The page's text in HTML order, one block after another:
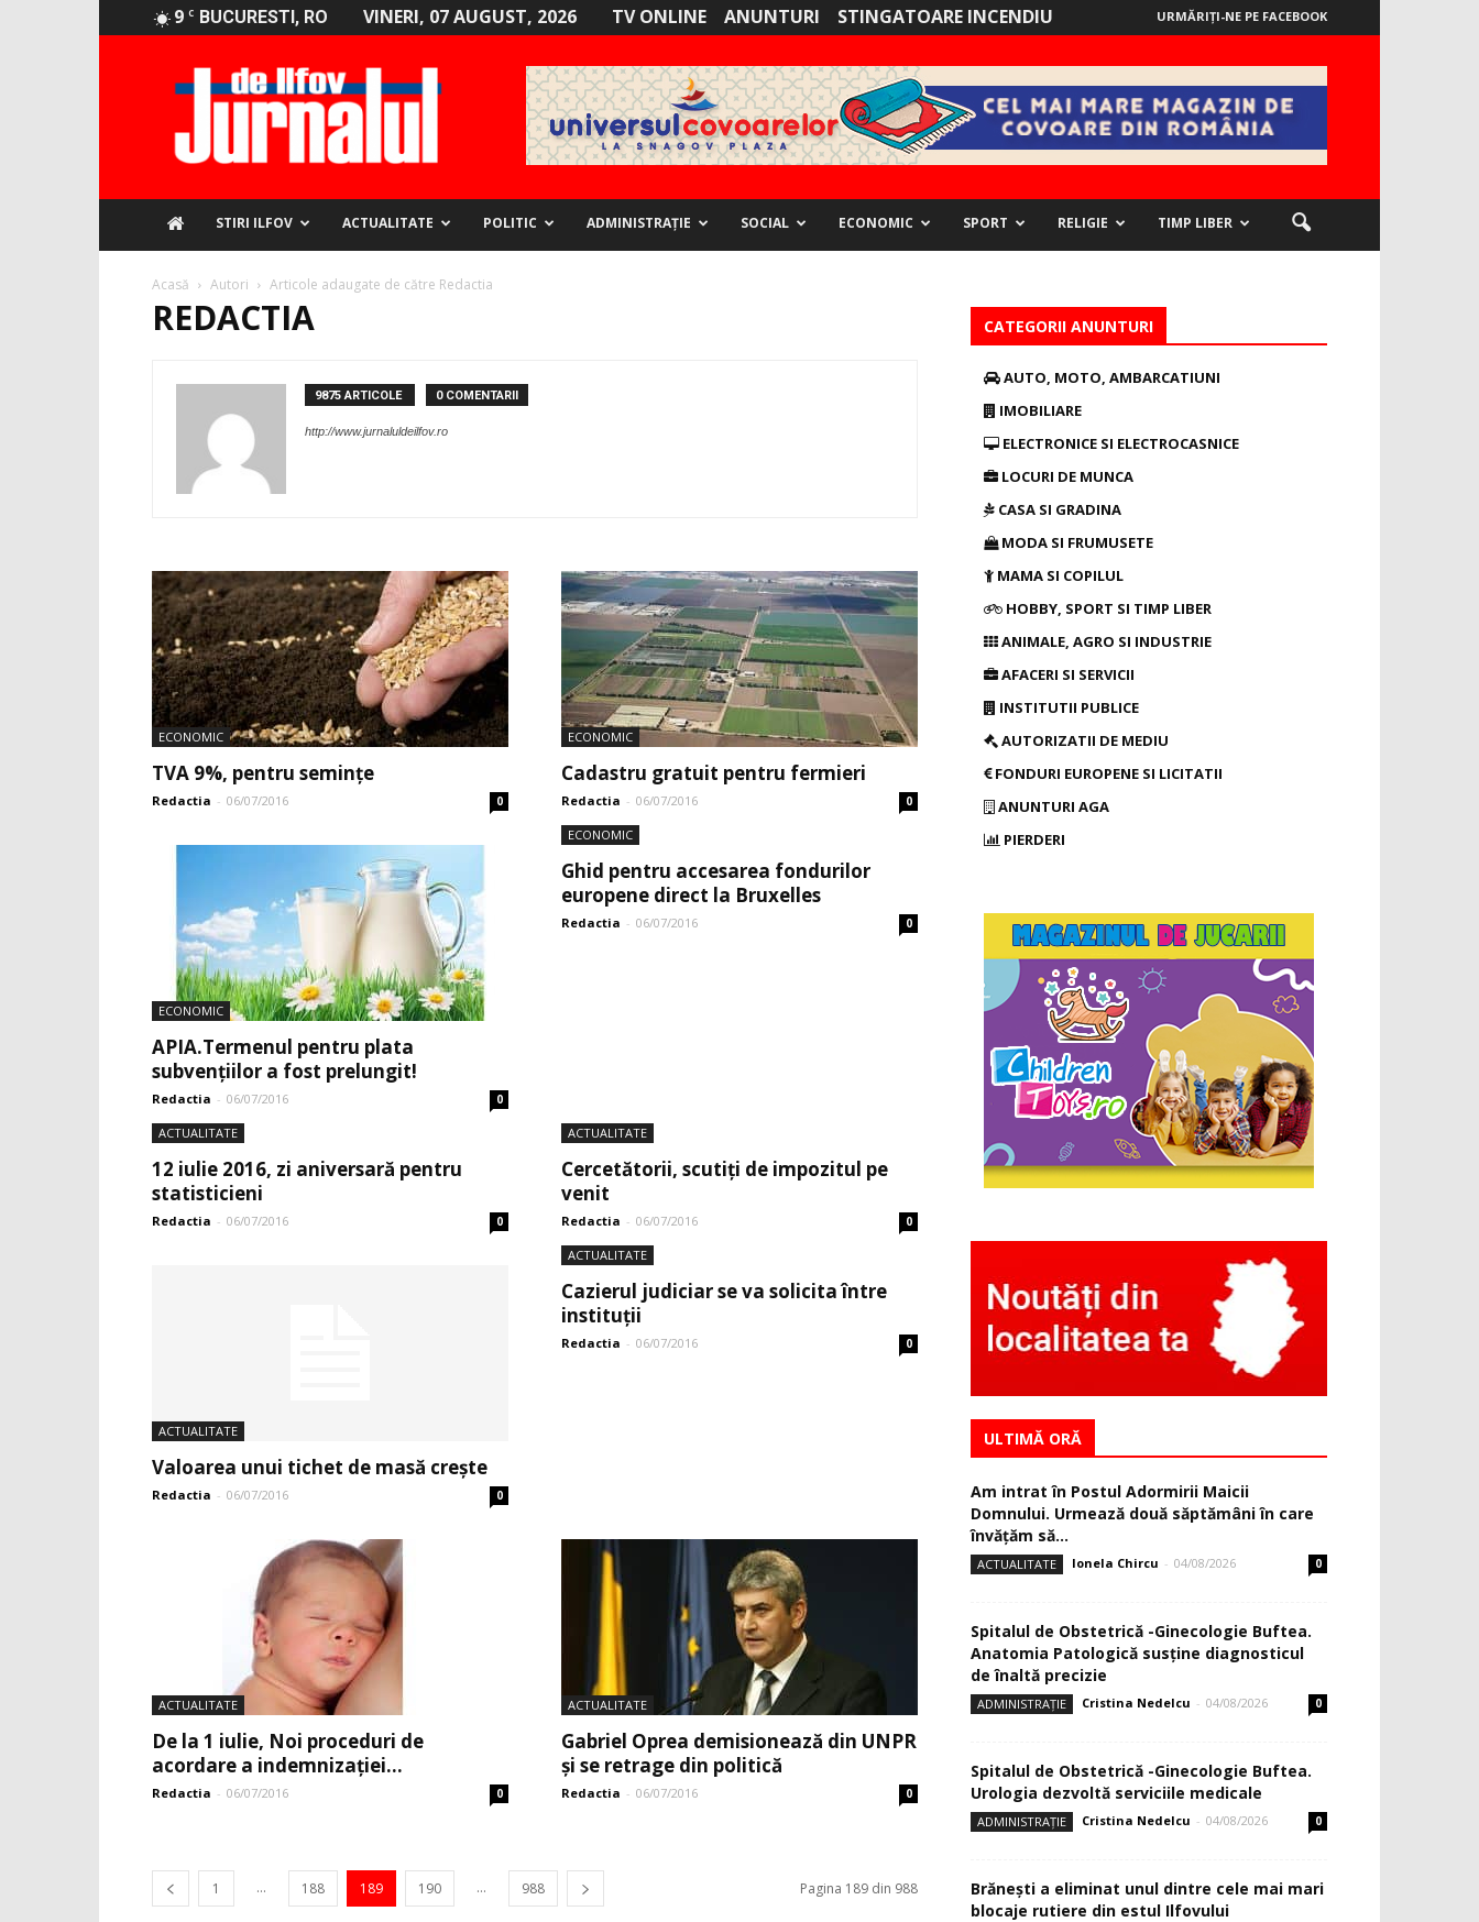
9 C BUCURESTI, RO VINERI, 07 AUGUST, 2026 TV ONLINE ANUNTURI STINGATOARE INCENDIU URMĂRIȚI-NE PE FACEBOOK
STIRI ILFOV ACTUALITATE POLITIC ADMINISTRAȚIE SOCIAL ECONOMIC SPORT RELIGIE TIMP LIBER
Acasă Autori Articole adaugate de către Redactia
REDACTIA
9875 ARTICOLE 0 COMENTARII
http://www.jurnaluldeilfov.ro
ECONOMIC
TVA 9%, pentru semințe
Redactia - 06/07/2016 0
ECONOMIC
Cadastru gratuit pentru fermieri
Redactia - 06/07/2016 0
ECONOMIC
APIA.Termenul pentru plata
subvențiilor a fost prelungit!
Redactia - 06/07/2016 0
ECONOMIC
Ghid pentru accesarea fondurilor
europene direct la Bruxelles
Redactia - 06/07/2016 0
ACTUALITATE
12 iulie 2016, zi aniversară pentru
statisticieni
Redactia - 06/07/2016 0
ACTUALITATE
Cercetătorii, scutiți de impozitul pe
venit
Redactia - 06/07/2016 0
ACTUALITATE
Valoarea unui tichet de masă creşte
Redactia - 06/07/2016 0
ACTUALITATE
Cazierul judiciar se va solicita între
instituții
Redactia - 06/07/2016 0
ACTUALITATE
De la 1 iulie, Noi proceduri de
acordare a indemnizației...
Redactia - 06/07/2016 0
ACTUALITATE
Gabriel Oprea demisionează din UNPR
și se retrage din politică
Redactia - 06/07/2016 0
1 ... 188 189 190 ... 988 Pagina 189 din 988
CATEGORII ANUNTURI
AUTO, MOTO, AMBARCATIUNI
IMOBILIARE
ELECTRONICE SI ELECTROCASNICE
LOCURI DE MUNCA
CASA SI GRADINA
MODA SI FRUMUSETE
MAMA SI COPILUL
HOBBY, SPORT SI TIMP LIBER
ANIMALE, AGRO SI INDUSTRIE
AFACERI SI SERVICII
INSTITUTII PUBLICE
AUTORIZATII DE MEDIU
FONDURI EUROPENE SI LICITATII
ANUNTURI AGA
PIERDERI
ULTIMĂ ORĂ
Am intrat în Postul Adormirii Maicii
Domnului. Urmează două săptămâni în care
învăţăm să...
ACTUALITATE Ionela Chircu - 04/08/2026 0
Spitalul de Obstetrică -Ginecologie Buftea.
Anatomia Patologică susţine diagnosticul
de înaltă precizie
ADMINISTRAȚIE Cristina Nedelcu - 04/08/2026 0
Spitalul de Obstetrică -Ginecologie Buftea.
Urologia dezvoltă serviciile medicale
ADMINISTRAȚIE Cristina Nedelcu - 04/08/2026 0
Brănești a eliminat unul dintre cele mai mari
blocaje rutiere din estul Ilfovului